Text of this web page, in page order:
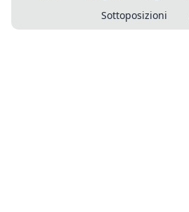
Sottoposizioni